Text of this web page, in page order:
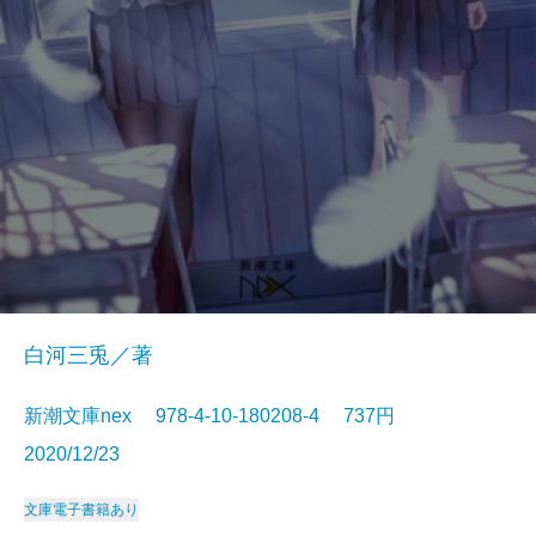
白河三兎／著
新潮文庫nex 978-4-10-180208-4 737円
2020/12/23
文庫電子書籍あり